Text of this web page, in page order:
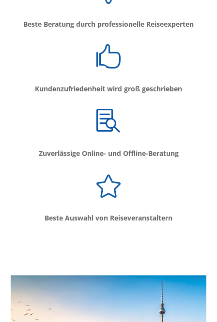
Beste Beratung durch professionelle Reiseexperten

Kundenzufriedenheit wird groß geschrieben

Zuverlässige Online- und Offline-Beratung

Beste Auswahl von Reiseveranstaltern